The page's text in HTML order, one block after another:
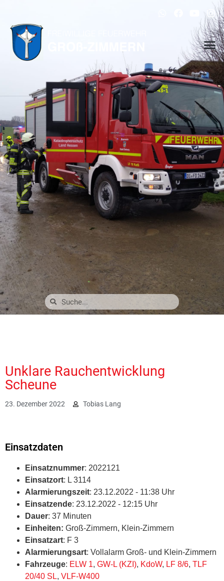
Unklare Rauchentwicklung
Scheune
23. Dezember 2022 Tobias Lang
Einsatzdaten
Einsatznummer: 2022121
Einsatzort: L 3114
Alarmierungszeit: 23.12.2022 - 11:38 Uhr
Einsatzende: 23.12.2022 - 12:15 Uhr
Dauer: 37 Minuten
Einheiten: Groß-Zimmern, Klein-Zimmern
Einsatzart: F 3
Alarmierungsart: Vollalarm Groß- und Klein-Zimmern
Fahrzeuge: ELW 1, GW-L (KZI), KdoW, LF 8/6, TLF
20/40 SL, VLF-W400